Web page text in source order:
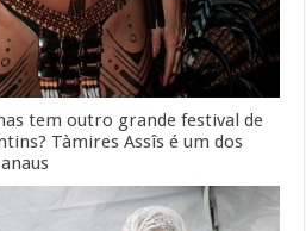
tem outro grande festival de
Tàmires Assîs é um dos